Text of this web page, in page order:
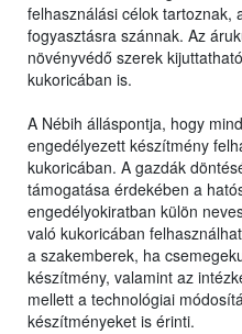
felhasználási célok tartoznak,
fogyasztásra szánnak. Az
növényvédő szerek
kukoricában is.
A Nébih álláspontja, hogy
engedélyezett készítmény
kukoricában. A gazdák
támogatása érdekében a
engedélyokiratban külön
való kukoricában
a szakemberek, ha
készítmény, valamint az
mellett a technológiai
készítményeket is érinti.